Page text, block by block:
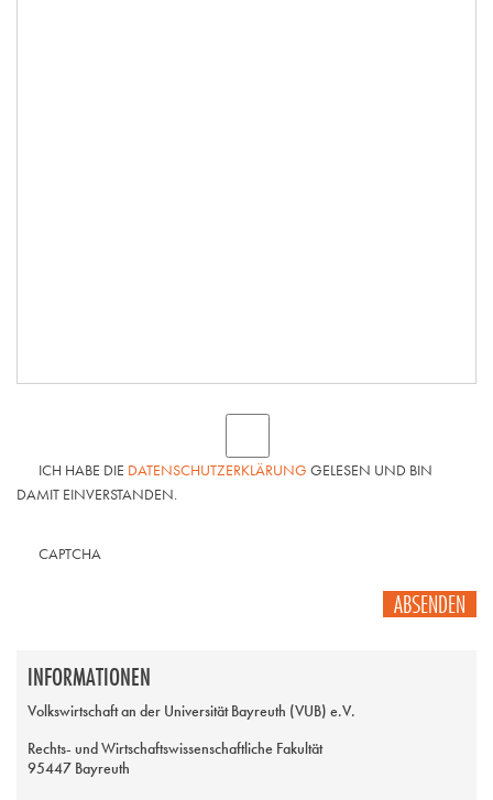
INFORMATIONEN
Volkswirtschaft an der Universität Bayreuth (VUB) e.V.
Rechts- und Wirtschaftswissenschaftliche Fakultät
95447 Bayreuth
ICH HABE DIE DATENSCHUTZERKLÄRUNG GELESEN UND BIN
DAMIT EINVERSTANDEN.
CAPTCHA
ABSENDEN